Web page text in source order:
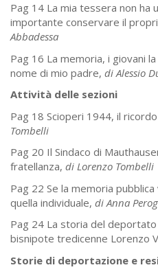
Pag 14 La mia tessera non ha
importante conservare il
Abbadessa
Pag 16 La memoria, i giovani
nome di mio padre, di Alessio
Attività delle sezioni
Pag 18 Scioperi 1944, il
Tombelli
Pag 20 Il Sindaco di
fratellanza, di Lorenzo Tombelli
Pag 22 Se la memoria
quella individuale, di Anna
Pag 24 La storia del
bisnipote tredicenne Lorenzo
Storie di deportazione e